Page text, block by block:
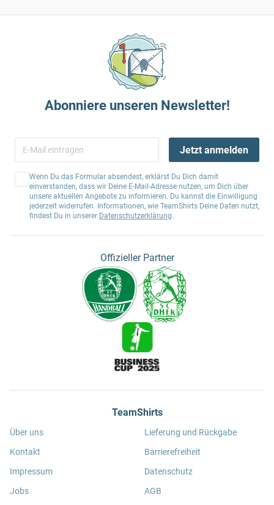
Abonniere unseren Newsletter!
Jetzt anmelden
Wenn Du das Formular absendest, erklärst Du Dich damit
einverstanden, dass wir Deine E-Mail-Adresse nutzen, um Dich über
unsere aktuellen Angebote zu informieren. Du kannst die Einwilligung
jederzeit widerrufen. Informationen, wie TeamShirts Deine Daten nutzt,
findest Du in unserer Datenschutzerklärung.
Offizieller Partner
TeamShirts
Über uns
Kontakt
Impressum
Jobs
Lieferung und Rückgabe
Barrierefreiheit
Datenschutz
AGB